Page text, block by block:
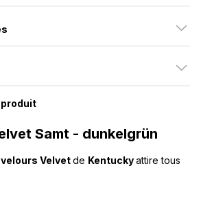
Samt - dunkelgrün
Velvetde Kentuckyattire tous